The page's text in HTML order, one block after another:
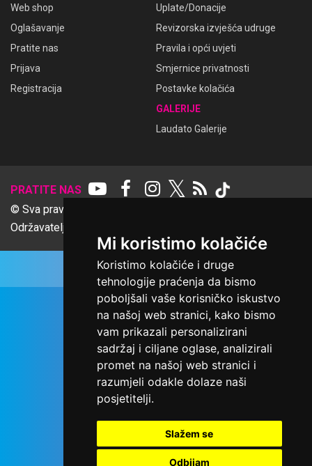
Mi koristimo kolačiće
Koristimo kolačiće i druge
tehnologije praćenja da bismo
poboljšali vaše korisničko iskustvo
na našoj web stranici, kako bismo
vam prikazali personalizirani
sadržaj i ciljane oglase, analizirali
promet na našoj web stranici i
razumjeli odakle dolaze naši
posjetitelji.
Slažem se
Odbijam
Web shop
Oglašavanje
Pratite nas
Prijava
Registracija
Uplate/Donacije
Revizorska izvješća udruge
Pravila i opći uvjeti
Smjernice privatnosti
Postavke kolačića
GALERIJE
Laudato Galerije
PRATITE NAS 𝕏
© Sva prava pridržana Udruga Ime dobrote
Održavatelj Netcom d.o.o., Riva 6, Rijeka